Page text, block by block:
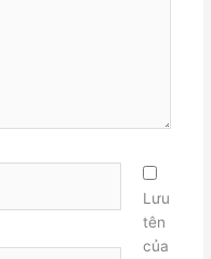
Lưu
tên
của